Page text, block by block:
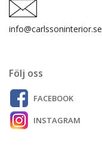
info@carlssoninterior.se
Följ oss
FACEBOOK
INSTAGRAM